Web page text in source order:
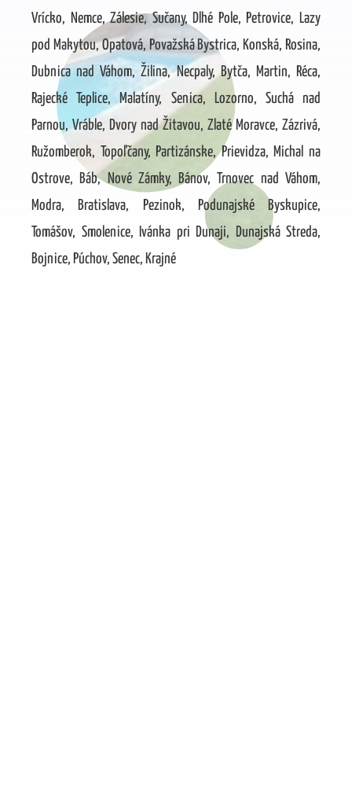
Vrícko, Nemce, Zálesie, Sučany, Dlhé Pole, Petrovice, Lazy
pod Makytou, Opatová, Považská Bystrica, Konská, Rosina,
Dubnica nad Váhom, Žilina, Necpaly, Bytča, Martin, Réca,
Rajecké Teplice, Malatíny, Senica, Lozorno, Suchá nad
Parnou, Vráble, Dvory nad Žitavou, Zlaté Moravce, Zázrivá,
Ružomberok, Topoľčany, Partizánske, Prievidza, Michal na
Ostrove, Báb, Nové Zámky, Bánov, Trnovec nad Váhom,
Modra, Bratislava, Pezinok, Podunajské Byskupice,
Tomášov, Smolenice, Ivánka pri Dunaji, Dunajská Streda,
Bojnice, Púchov, Senec, Krajné